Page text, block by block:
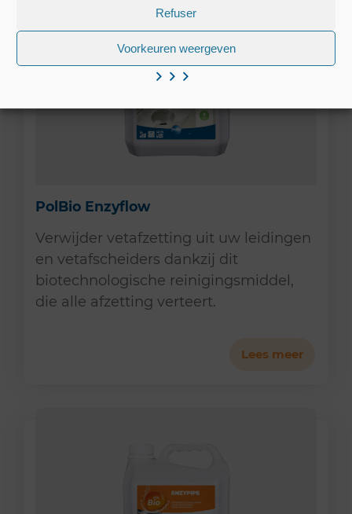
Refuser
Voorkeuren weergeven
PolBio Enzyflow
Verwijder vetafzetting uit uw leidingen
en vetafscheiders dankzij dit
biotechnologische reinigingsmiddel,
die alle afzetting verteert.
Lees meer